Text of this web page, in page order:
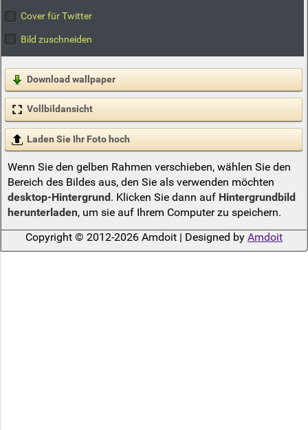
Cover für Twitter
Bild zuschneiden
Download wallpaper
Vollbildansicht
Laden Sie Ihr Foto hoch
Wenn Sie den gelben Rahmen verschieben, wählen Sie den
Bereich des Bildes aus, den Sie als verwenden möchten
desktop-Hintergrund. Klicken Sie dann auf Hintergrundbild
herunterladen, um sie auf Ihrem Computer zu speichern.
Copyright © 2012-2026 Amdoit | Designed by Amdoit